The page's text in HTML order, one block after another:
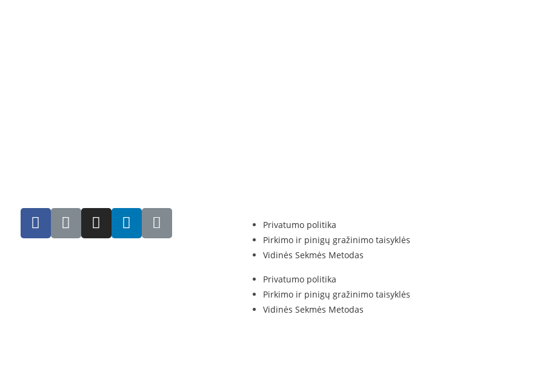
Privatumo politika
Pirkimo ir pinigų gražinimo taisyklės
Vidinės Sekmės Metodas
Privatumo politika
Pirkimo ir pinigų gražinimo taisyklės
Vidinės Sekmės Metodas